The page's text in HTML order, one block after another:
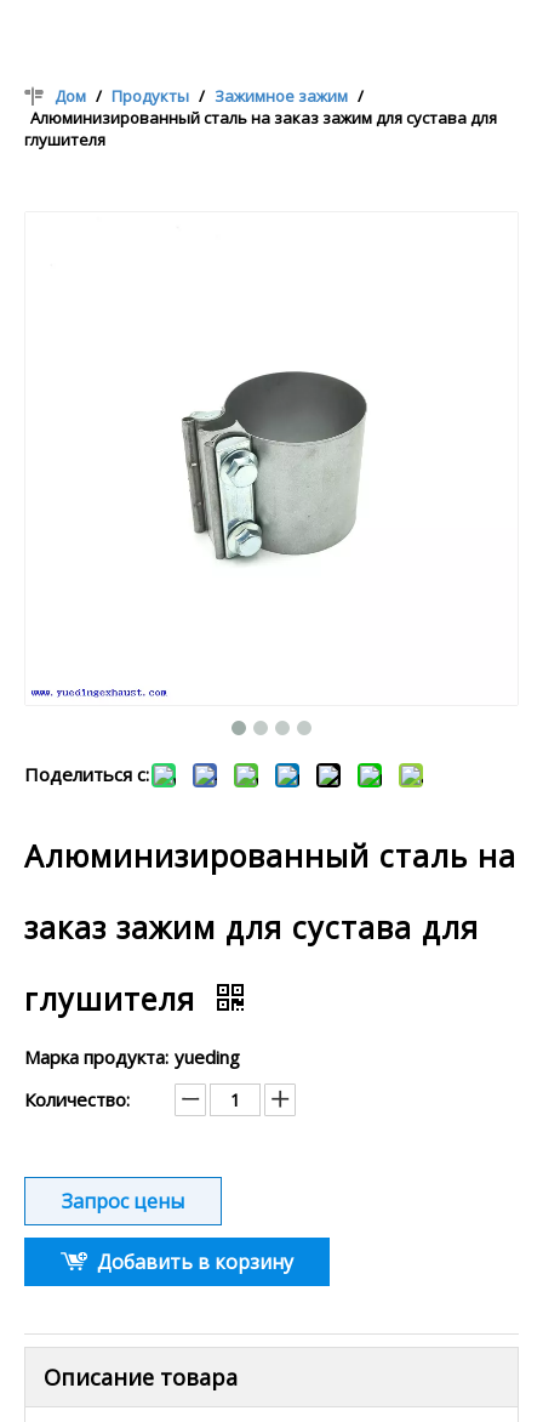
Дом / Продукты / Зажимное зажим /
Алюминизированный сталь на заказ зажим для сустава для
глушителя
Поделиться с:
Алюминизированный сталь на
заказ зажим для сустава для
глушителя
Марка продукта: yueding
Количество:
Запрос цены
Добавить в корзину
Описание товара